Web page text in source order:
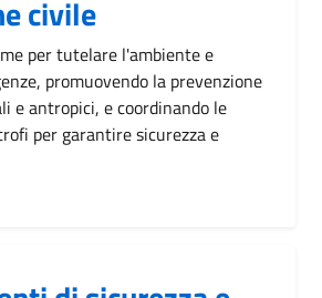
civile
per tutelare l'ambiente e
promuovendo la prevenzione
e antropici, e coordinando le
per garantire sicurezza e